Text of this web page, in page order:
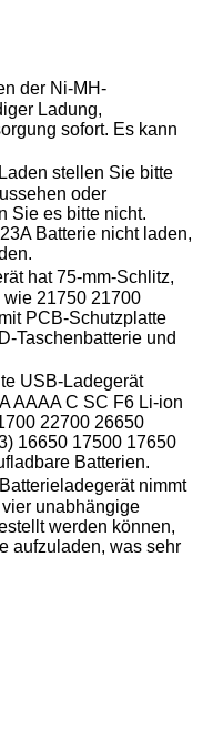
der Ni-MH-
Ladung,
sofort. Es kann
stellen Sie bitte
oder
Sie es bitte nicht.
Batterie nicht laden,
hat 75-mm-Schlitz,
wie 21750 21700
PCB-Schutzplatte
Taschenbatterie und
USB-Ladegerät
AAAA C SC F6 Li-ion
22700 26650
16650 17500 17650
Batterien.
nimmt
unabhängige
werden können,
aufzuladen, was sehr